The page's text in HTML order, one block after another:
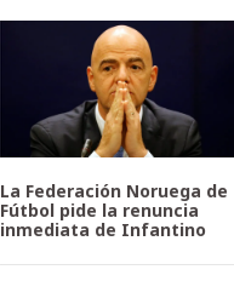
La Federación Noruega de
Fútbol pide la renuncia
inmediata de Infantino